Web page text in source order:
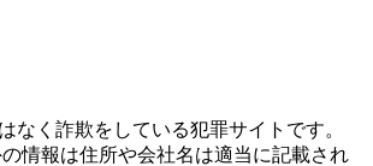
なく詐欺をしている犯罪サイトです。
情報は住所や会社名は適当に記載され